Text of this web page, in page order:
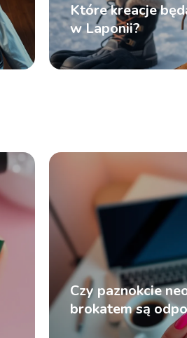
Które kreacje
w Laponii?
Czy paznokcie
brokatem są
dzień?